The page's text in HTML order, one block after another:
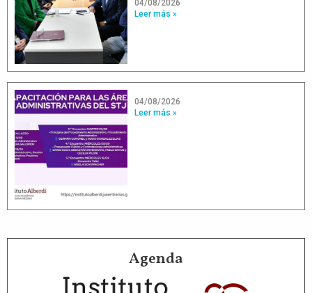
04/08/2026
Leer más »
04/08/2026
Leer más »
Agenda